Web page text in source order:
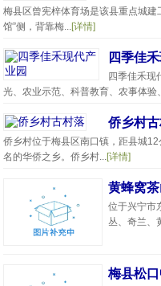
梅县区曾宪梓体育场是该县重点城建
馆”侧，背靠梅...[详情]
四季佳
四季佳禾现
光、农业示范、科普教育、农事体验
侨乡村
侨乡村位于梅县区南口镇，距县城
名的华侨之乡。侨乡村...[详情]
黄蜂窝
位于兴宁市
丛、奇兰、
梅县松